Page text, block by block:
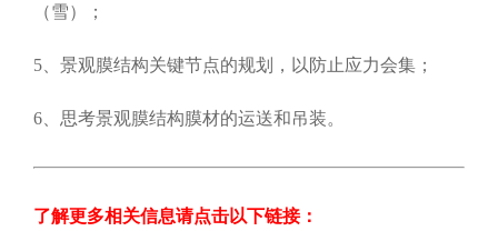
（雪）；
5、景观膜结构关键节点的规划，以防止应力会集；
6、思考景观膜结构膜材的运送和吊装。
了解更多相关信息请点击以下链接：